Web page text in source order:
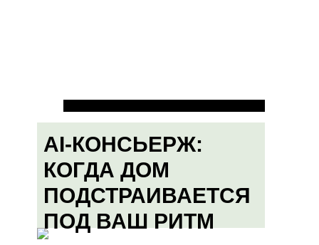
AI-КОНСЬЕРЖ:
КОГДА ДОМ
ПОДСТРАИВАЕТСЯ
ПОД ВАШ РИТМ